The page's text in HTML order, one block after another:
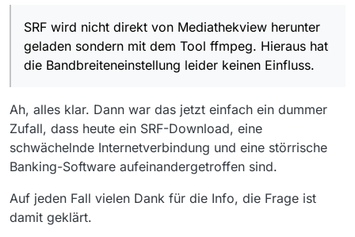
SRF wird nicht direkt von Mediathekview herunter
geladen sondern mit dem Tool ffmpeg. Hieraus hat
die Bandbreiteneinstellung leider keinen Einfluss.
Ah, alles klar. Dann war das jetzt einfach ein dummer
Zufall, dass heute ein SRF-Download, eine
schwächelnde Internetverbindung und eine störrische
Banking-Software aufeinandergetroffen sind.
Auf jeden Fall vielen Dank für die Info, die Frage ist
damit geklärt.